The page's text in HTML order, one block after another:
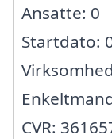
Ansatte: 0
Startdato:
CVR: